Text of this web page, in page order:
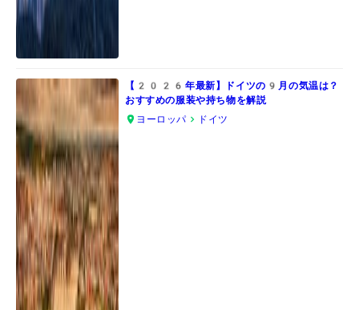
【2026年最新】ドイツの9月の気温は？
おすすめの服装や持ち物を解説
ヨーロッパ
ドイツ